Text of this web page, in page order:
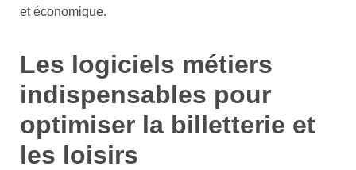
et économique.
Les logiciels métiers
indispensables pour
optimiser la billetterie et
les loisirs